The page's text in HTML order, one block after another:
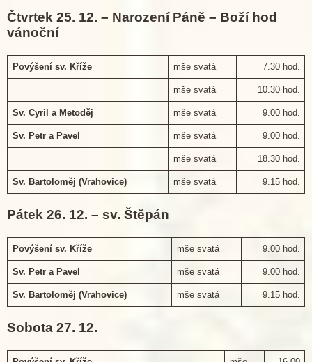
Čtvrtek 25. 12. – Narození Páně – Boží hod
vánoční
Povýšení sv. Kříže mše svatá 7.30 hod.
mše svatá 10.30 hod.
Sv. Cyril a Metoděj mše svatá 9.00 hod.
Sv. Petr a Pavel mše svatá 9.00 hod.
mše svatá 18.30 hod.
Sv. Bartoloměj (Vrahovice) mše svatá 9.15 hod.
Pátek 26. 12. – sv. Štěpán
Povýšení sv. Kříže mše svatá 9.00 hod.
Sv. Petr a Pavel mše svatá 9.00 hod.
Sv. Bartoloměj (Vrahovice) mše svatá 9.15 hod.
Sobota 27. 12.